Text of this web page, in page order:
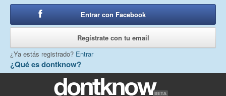
¿Qué es dontknow?
Entrar con Facebook
Regístrate con tu email
¿Ya estás registrado? Entrar